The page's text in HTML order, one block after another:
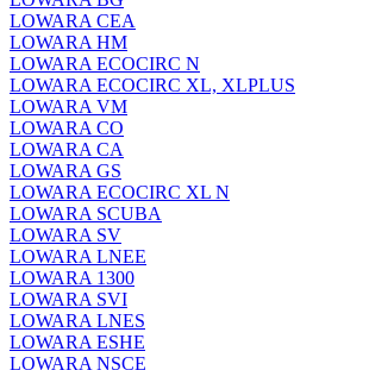
LOWARA CEA
LOWARA HM
LOWARA ECOCIRC N
LOWARA ECOCIRC XL, XLPLUS
LOWARA VM
LOWARA CO
LOWARA CA
LOWARA GS
LOWARA ECOCIRC XL N
LOWARA SCUBA
LOWARA SV
LOWARA LNEE
LOWARA 1300
LOWARA SVI
LOWARA LNES
LOWARA ESHE
LOWARA NSCE